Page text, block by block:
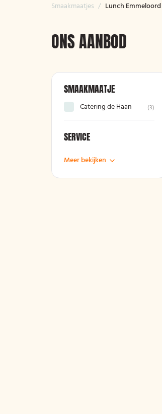
Smaakmaatjes / Lunch Emmeloord
ONS AANBOD
SMAAKMAATJE
Catering de Haan (3)
SERVICE
Meer bekijken